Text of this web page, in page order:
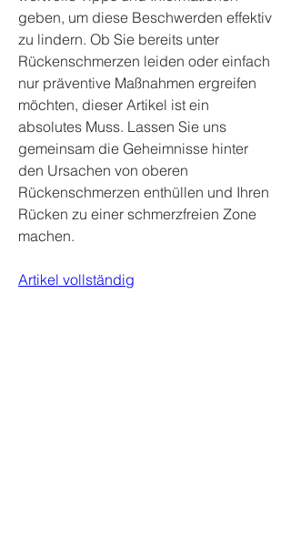
geben, um diese Beschwerden effektiv
zu lindern. Ob Sie bereits unter
Rückenschmerzen leiden oder einfach
nur präventive Maßnahmen ergreifen
möchten, dieser Artikel ist ein
absolutes Muss. Lassen Sie uns
gemeinsam die Geheimnisse hinter
den Ursachen von oberen
Rückenschmerzen enthüllen und Ihren
Rücken zu einer schmerzfreien Zone
machen.
Artikel vollständig